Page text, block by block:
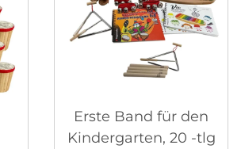
Erste Band für den
Kindergarten, 20 -tlg